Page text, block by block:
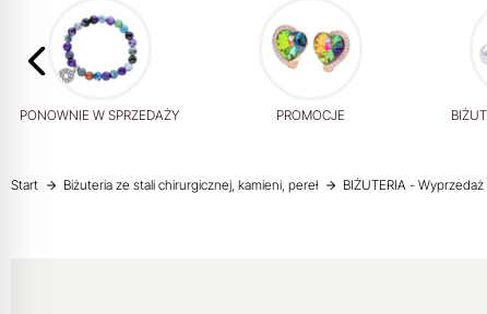
PONOWNIE W SPRZEDAŻY PROMOCJE
Start Biżuteria ze stali chirurgicznej, kamieni, pereł BIŻUTERIA - Wyprzedaż